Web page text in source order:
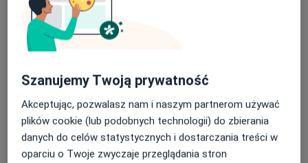
Zdjęcia i filmy
Zobacz galerię (6)
Szanujemy Twoją prywatność
Akceptując, pozwalasz nam i naszym partnerom używać
plików cookie (lub podobnych technologii) do zbierania
danych do celów statystycznych i dostarczania treści w
oparciu o Twoje zwyczaje przeglądania stron